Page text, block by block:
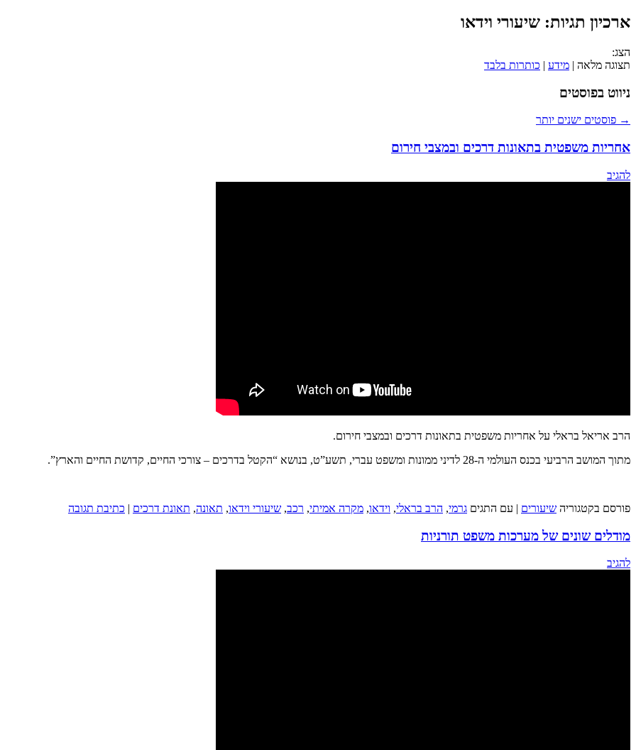
ארכיון תגיות: שיעורי וידאו
הצג:
תצוגה מלאה | מידע | כותרות בלבד
ניווט בפוסטים
→ פוסטים ישנים יותר
אחריות משפטית בתאונות דרכים ובמצבי חירום
להגיב
הרב אריאל בראלי על אחריות משפטית בתאונות דרכים ובמצבי חירום.
מתוך המושב הרביעי בכנס העולמי ה-28 לדיני ממונות ומשפט עברי, תשע”ט, בנושא “הקטל בדרכים – צורכי החיים, קדושת החיים והארץ”.
פורסם בקטגוריה שיעורים | עם התגים גרמי, הרב בראלי, וידאו, מקרה אמיתי, רכב, שיעורי וידאו, תאונה, תאונת דרכים | כתיבת תגובה
מודלים שונים של מערכות משפט תורניות
להגיב